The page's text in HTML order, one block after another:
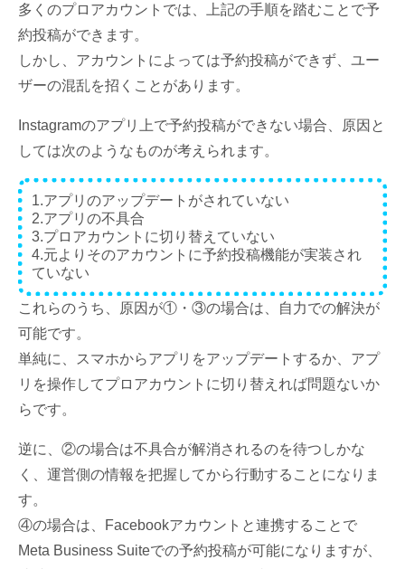
多くのプロアカウントでは、上記の手順を踏むことで予
約投稿ができます。
しかし、アカウントによっては予約投稿ができず、ユー
ザーの混乱を招くことがあります。
Instagramのアプリ上で予約投稿ができない場合、原因と
しては次のようなものが考えられます。
1.アプリのアップデートがされていない
2.アプリの不具合
3.プロアカウントに切り替えていない
4.元よりそのアカウントに予約投稿機能が実装され
ていない
これらのうち、原因が①・③の場合は、自力での解決が
可能です。
単純に、スマホからアプリをアップデートするか、アプ
リを操作してプロアカウントに切り替えれば問題ないか
らです。
逆に、②の場合は不具合が解消されるのを待つしかな
く、運営側の情報を把握してから行動することになりま
す。
④の場合は、Facebookアカウントと連携することで
Meta Business Suiteでの予約投稿が可能になりますが、